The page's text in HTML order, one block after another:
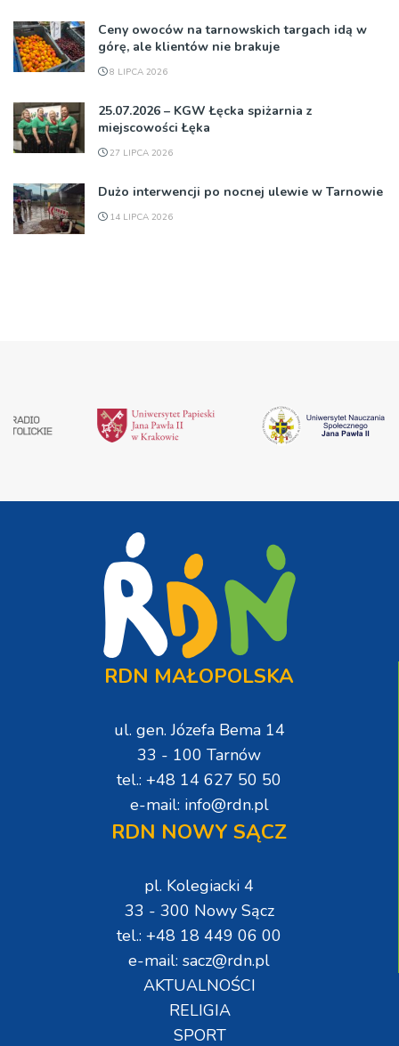
Ceny owoców na tarnowskich targach idą w
górę, ale klientów nie brakuje
8 LIPCA 2026
25.07.2026 – KGW Łęcka spiżarnia z
miejscowości Łęka
27 LIPCA 2026
Dużo interwencji po nocnej ulewie w Tarnowie
14 LIPCA 2026
RDN MAŁOPOLSKA
ul. gen. Józefa Bema 14
33 - 100 Tarnów
tel.: +48 14 627 50 50
e-mail: info@rdn.pl
RDN NOWY SĄCZ
pl. Kolegiacki 4
33 - 300 Nowy Sącz
tel.: +48 18 449 06 00
e-mail: sacz@rdn.pl
AKTUALNOŚCI
RELIGIA
SPORT